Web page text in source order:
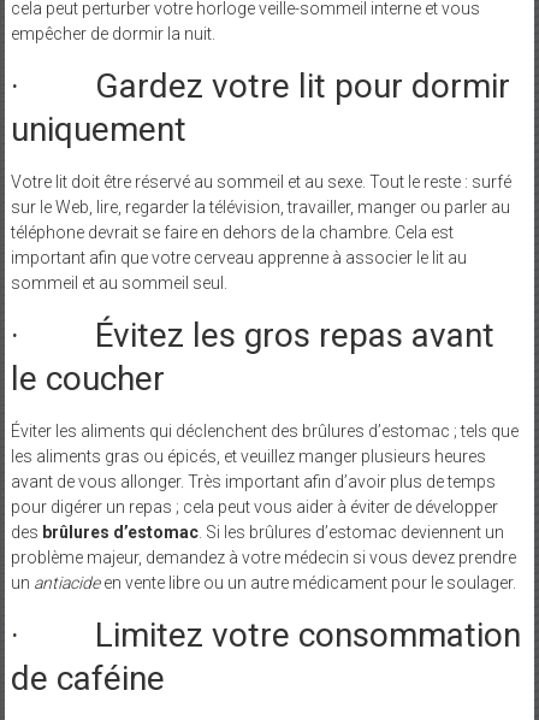
cela peut perturber votre horloge veille-sommeil interne et vous
empêcher de dormir la nuit.
· Gardez votre lit pour dormir
uniquement
Votre lit doit être réservé au sommeil et au sexe. Tout le reste : surfé
sur le Web, lire, regarder la télévision, travailler, manger ou parler au
téléphone devrait se faire en dehors de la chambre. Cela est
important afin que votre cerveau apprenne à associer le lit au
sommeil et au sommeil seul.
· Évitez les gros repas avant
le coucher
Éviter les aliments qui déclenchent des brûlures d’estomac ; tels que
les aliments gras ou épicés, et veuillez manger plusieurs heures
avant de vous allonger. Très important afin d’avoir plus de temps
pour digérer un repas ; cela peut vous aider à éviter de développer
des brûlures d’estomac. Si les brûlures d’estomac deviennent un
problème majeur, demandez à votre médecin si vous devez prendre
un antiacideen vente libre ou un autre médicament pour le soulager.
· Limitez votre consommation
de caféine